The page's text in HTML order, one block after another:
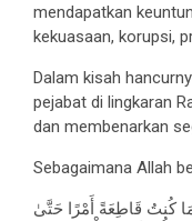
mendapatkan
kekuasaan, korupsi,
Dalam kisah
pejabat di lingkaran
dan membenarkan
Sebagaimana Allah
كُنتُ قَاطِعَةً أَمْرًا حَتَّىٰ